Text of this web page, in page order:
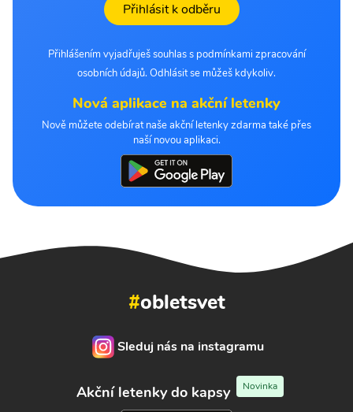
Přihlásit k odběru
Přihlášením vyjadřuješ souhlas s podmínkami zpracování
osobních údajů. Odhlásit se můžeš kdykoliv.
Nová aplikace na akční letenky
Nově můžete odebírat naše akční letenky zdarma také přes
naší novou aplikaci.
#obletsvet
Sleduj nás na instagramu
Akční letenky do kapsy Novinka